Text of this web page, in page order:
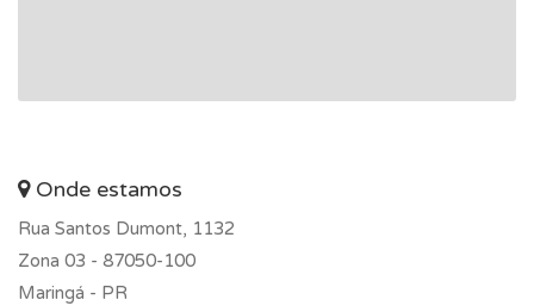
Onde estamos
Rua Santos Dumont, 1132
Zona 03 - 87050-100
Maringá - PR